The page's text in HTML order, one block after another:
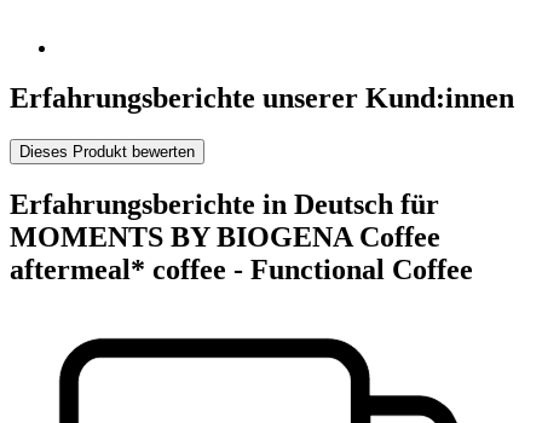
Erfahrungsberichte unserer Kund:innen
Dieses Produkt bewerten
Erfahrungsberichte in Deutsch für
MOMENTS BY BIOGENA Coffee
aftermeal* coffee - Functional Coffee